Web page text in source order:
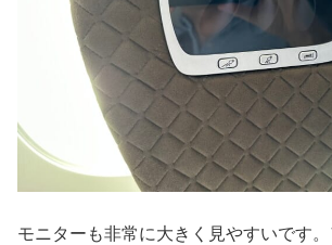
モニターも非常に大きく見やすいです